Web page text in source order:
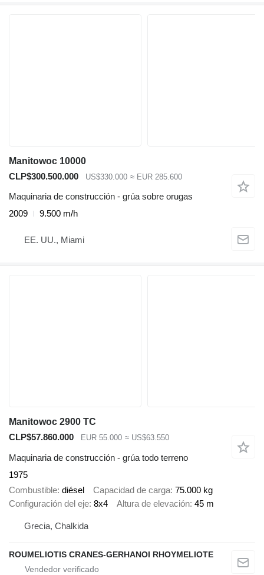
Manitowoc 10000
CLP$300.500.000
US$330.000 ≈ EUR 285.600
Maquinaria de construcción - grúa sobre orugas
2009
9.500 m/h
EE. UU., Miami
Manitowoc 2900 TC
CLP$57.860.000
EUR 55.000 ≈ US$63.550
Maquinaria de construcción - grúa todo terreno
1975
Combustible diésel Capacidad de carga 75.000 kg
Configuración del eje 8x4 Altura de elevación 45 m
Grecia, Chalkida
ROUMELIOTIS CRANES-GERHANOI RHOYMELIOTE